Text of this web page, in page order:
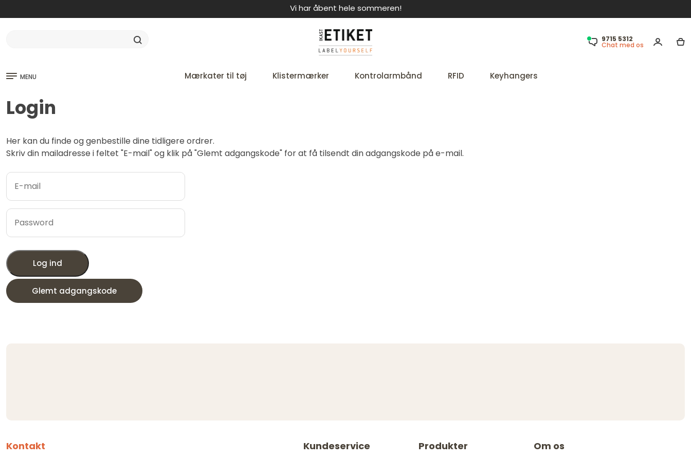
Vi har åbent hele sommeren!
9715 5312
Chat med os
MENU Mærkater til tøj Klistermærker Kontrolarmbånd RFID Keyhangers
Login
Her kan du finde og genbestille dine tidligere ordrer.
Skriv din mailadresse i feltet "E-mail" og klik på "Glemt adgangskode" for at få tilsendt din adgangskode på e-mail.
Log ind
Glemt adgangskode
Kontakt Kundeservice Produkter Om os